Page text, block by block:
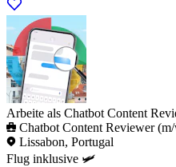
Arbeite als Chatbot Content
Chatbot Content Reviewer
Lissabon, Portugal
Flug inklusive 🛩️